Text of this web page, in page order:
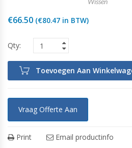
€66.50 (€80.47 in BTW)
Toevoegen Aan
Vraag Offerte Aan
Print Email productinfo